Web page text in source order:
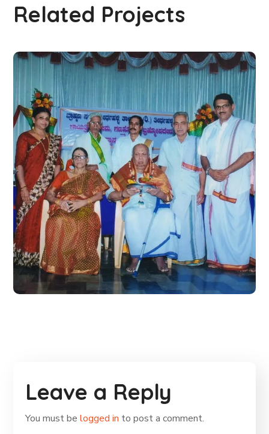
Related Projects
ಶ್ರೀ ಕುಂಟುವಳ್ಳಿ ದತ್ತಾತ್ರಿಯವರಿಗೆ
ಜೀವಮಾನ ಸಾಧನೆ ಪುರಸ್ಕಾರ
#Gallery
Leave a Reply
You must belogged in to post a comment.